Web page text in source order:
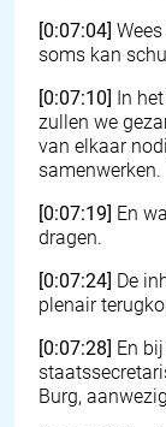
[0:07:04]
soms kan
[0:07:10] In
zullen we
van elkaar
samenwerken.
[0:07:19] En
dragen.
[0:07:24] De
plenair
[0:07:28] En
Burg,